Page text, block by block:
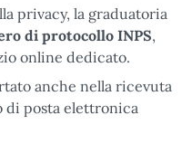
privacy, la graduatoria
di protocollo INPS,
online dedicato.
anche nella ricevuta
di posta elettronica